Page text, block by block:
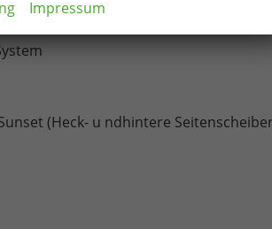
(Heck- u ndhintere
Impressum